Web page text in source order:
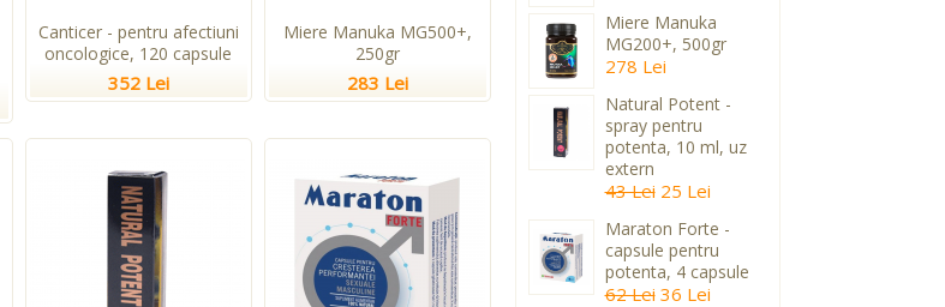
Canticer - pentru afectiuni
oncologice, 120 capsule
352 Lei
Miere Manuka MG500+,
250gr
283 Lei
Miere Manuka
MG200+, 500gr
278 Lei
Natural Potent -
spray pentru
potenta, 10 ml, uz
extern
43 Lei 25 Lei
Maraton Forte -
capsule pentru
potenta, 4 capsule
62 Lei 36 Lei